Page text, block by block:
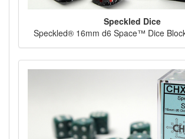
Speckled Dice
Speckled® 16mm d6 Space™ Dice